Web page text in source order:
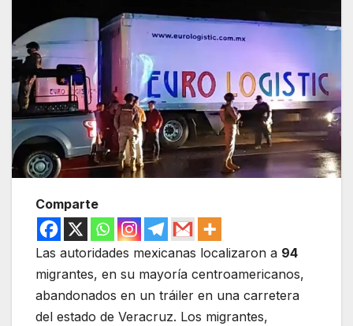
Comparte
Las autoridades mexicanas localizaron a 94
migrantes, en su mayoría centroamericanos,
abandonados en un tráiler en una carretera
del estado de Veracruz. Los migrantes,